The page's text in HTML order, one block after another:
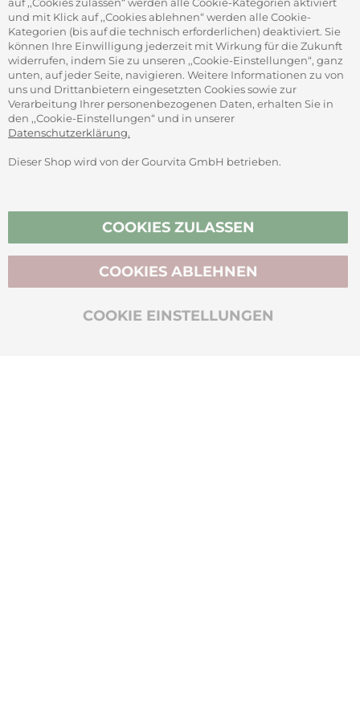
SICHER ZAHLEN
Vertrag widerrufen
BIO-ZERTIFIZIERT
und mit Klick auf ,,Cookies ablehnen“ werden alle Cookie-
Kategorien (bis auf die technisch erforderlichen) deaktiviert. Sie
können Ihre Einwilligung jederzeit mit Wirkung für die Zukunft
widerrufen, indem Sie zu unseren ,,Cookie-Einstellungen“, ganz
unten, auf jeder Seite, navigieren. Weitere Informationen zu von
uns und Drittanbietern eingesetzten Cookies sowie zur
Verarbeitung Ihrer personenbezogenen Daten, erhalten Sie in
den ,,Cookie-Einstellungen“ und in unserer
Datenschutzerklärung.
Dieser Shop wird von der Gourvita GmbH betrieben.
COOKIES ZULASSEN
COOKIE EINSTELLUNGEN
COOKIES ABLEHNEN